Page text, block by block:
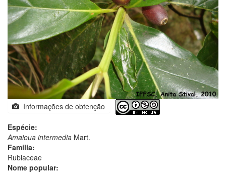
Informações de obtenção
Espécie:
Amaioua intermedia Mart.
Família:
Rubiaceae
Nome popular: